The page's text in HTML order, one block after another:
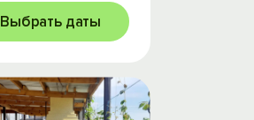
Выбрать даты